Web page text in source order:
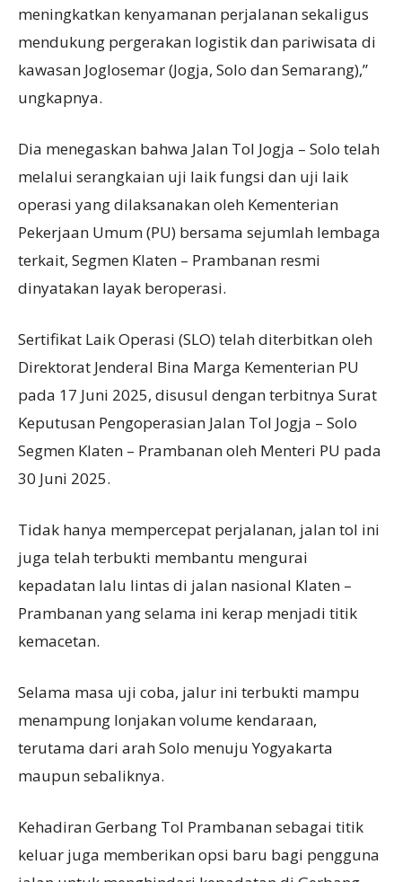
meningkatkan kenyamanan perjalanan sekaligus
mendukung pergerakan logistik dan pariwisata di
kawasan Joglosemar (Jogja, Solo dan Semarang),”
ungkapnya.
Dia menegaskan bahwa Jalan Tol Jogja – Solo telah
melalui serangkaian uji laik fungsi dan uji laik
operasi yang dilaksanakan oleh Kementerian
Pekerjaan Umum (PU) bersama sejumlah lembaga
terkait, Segmen Klaten – Prambanan resmi
dinyatakan layak beroperasi.
Sertifikat Laik Operasi (SLO) telah diterbitkan oleh
Direktorat Jenderal Bina Marga Kementerian PU
pada 17 Juni 2025, disusul dengan terbitnya Surat
Keputusan Pengoperasian Jalan Tol Jogja – Solo
Segmen Klaten – Prambanan oleh Menteri PU pada
30 Juni 2025.
Tidak hanya mempercepat perjalanan, jalan tol ini
juga telah terbukti membantu mengurai
kepadatan lalu lintas di jalan nasional Klaten –
Prambanan yang selama ini kerap menjadi titik
kemacetan.
Selama masa uji coba, jalur ini terbukti mampu
menampung lonjakan volume kendaraan,
terutama dari arah Solo menuju Yogyakarta
maupun sebaliknya.
Kehadiran Gerbang Tol Prambanan sebagai titik
keluar juga memberikan opsi baru bagi pengguna